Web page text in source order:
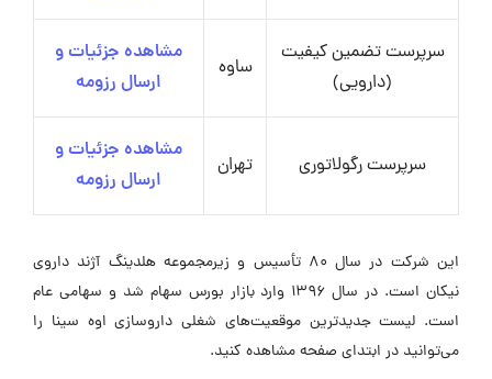
سرپرست تضمین کیفیت
(دارویی)
ساوه
مشاهده جزئیات و
ارسال رزومه
سرپرست رگولاتوری تهران
مشاهده جزئیات و
ارسال رزومه
این شرکت در سال ۸۰ تأسیس و زیرمجموعه هلدینگ آژند داروی
نیکان است. در سال ۱۳۹۶ وارد بازار بورس سهام شد و سهامی عام
است. لیست جدیدترین موقعیت‌های شغلی داروسازی اوه سینا را
می‌توانید در ابتدای صفحه مشاهده کنید.